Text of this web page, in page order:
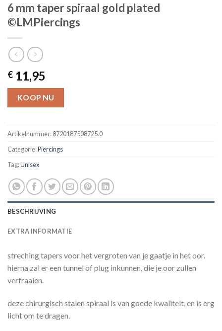
6 mm taper spiraal gold plated
©LMPiercings
€ 11,95
KOOP NU
Artikelnummer:8720187508725.0
Categorie:Piercings
Tag:Unisex
BESCHRIJVING
EXTRA INFORMATIE
streching tapers voor het vergroten van je gaatje in het oor.
hierna zal er een tunnel of plug inkunnen, die je oor zullen
verfraaien.
deze chirurgisch stalen spiraal is van goede kwaliteit, en is erg
licht om te dragen.